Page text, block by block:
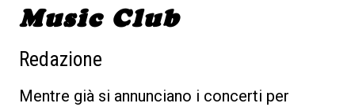
Music Club
Redazione
Mentre già si annunciano i concerti per